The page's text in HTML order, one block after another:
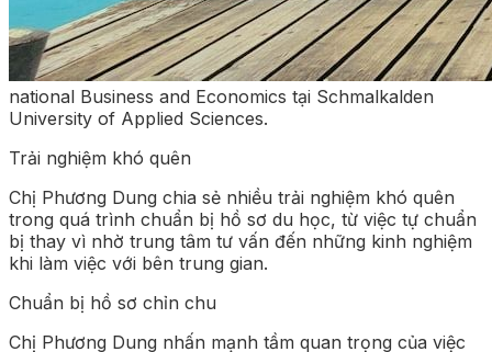
national Business and Economics tại Schmalkalden
University of Applied Sciences.
Trải nghiệm khó quên
Chị Phương Dung chia sẻ nhiều trải nghiệm khó quên
trong quá trình chuẩn bị hồ sơ du học, từ việc tự chuẩn
bị thay vì nhờ trung tâm tư vấn đến những kinh nghiệm
khi làm việc với bên trung gian.
Chuẩn bị hồ sơ chỉn chu
Chị Phương Dung nhấn mạnh tầm quan trọng của việc